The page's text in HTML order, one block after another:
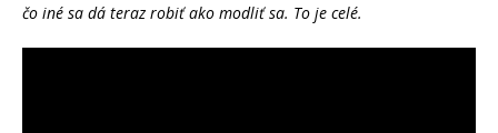
čo iné sa dá teraz robiť ako modliť sa. To je celé.